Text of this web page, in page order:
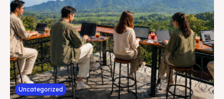
Uncategorized